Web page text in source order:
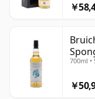
￥
700ml •
￥